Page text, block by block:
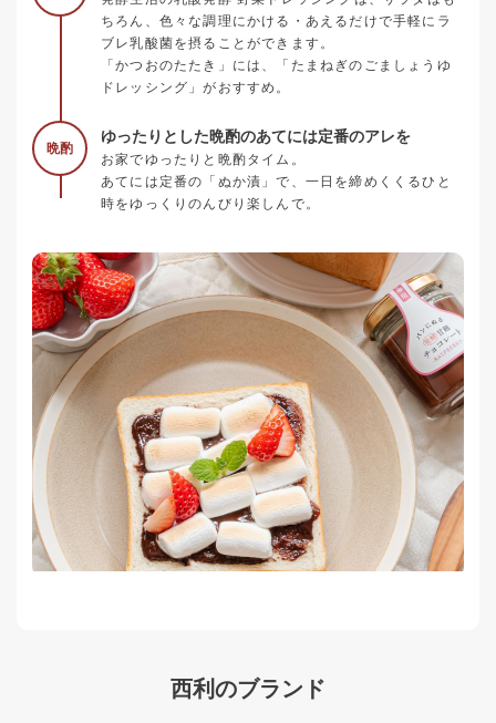
ちろん、色々な調理にかける・あえるだけで手軽にラ
ブレ乳酸菌を摂ることができます。
「かつおのたたき」には、「たまねぎのごましょうゆ
ドレッシング」がおすすめ。
晩酌
ゆったりとした晩酌のあてには定番のアレを
お家でゆったりと晩酌タイム。
あてには定番の「ぬか漬」で、一日を締めくくるひと
時をゆっくりのんびり楽しんで。
西利のブランド